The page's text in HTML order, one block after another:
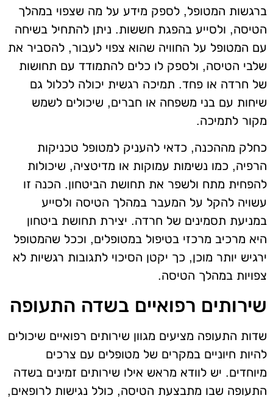
ברגשות המטופל, לספק מידע על מה שצפוי במהלך
הטיסה, ולסייע בהפגת חששות. ניתן להתחיל בשיחה
עם המטופל על החוויה שהוא צפוי לעבור, להסביר את
שלבי הטיסה, ולספק לו כלים להתמודד עם תחושות
של חרדה או פחד. תמיכה רגשית יכולה לכלול גם
שיחות עם בני משפחה או חברים, שיכולים לשמש
מקור לתמיכה.
כחלק מההכנה, כדאי להעניק למטופל טכניקות
הרפיה, כמו נשימות עמוקות או מדיטציה, שיכולות
להפחית מתח ולשפר את תחושת הביטחון. הכנה זו
עשויה להקל על המעבר במהלך הטיסה ולסייע
במניעת תסמינים של חרדה. יצירת תחושת ביטחון
היא מרכיב מרכזי בטיפול במטופלים, וככל שהמטופל
ירגיש יותר מוכן, כך יקטן הסיכוי לתגובות רגשיות לא
צפויות במהלך הטיסה.
שירותים רפואיים בשדה התעופה
שדות התעופה מציעים מגוון שירותים רפואיים שיכולים
להיות חיוניים במקרים של מטופלים עם צרכים
מיוחדים. יש לוודא מראש אילו שירותים זמינים בשדה
התעופה שבו מתבצעת הטיסה, כולל נגישות לרופאים,